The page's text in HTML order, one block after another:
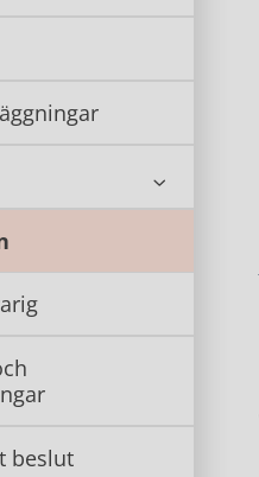
beslut